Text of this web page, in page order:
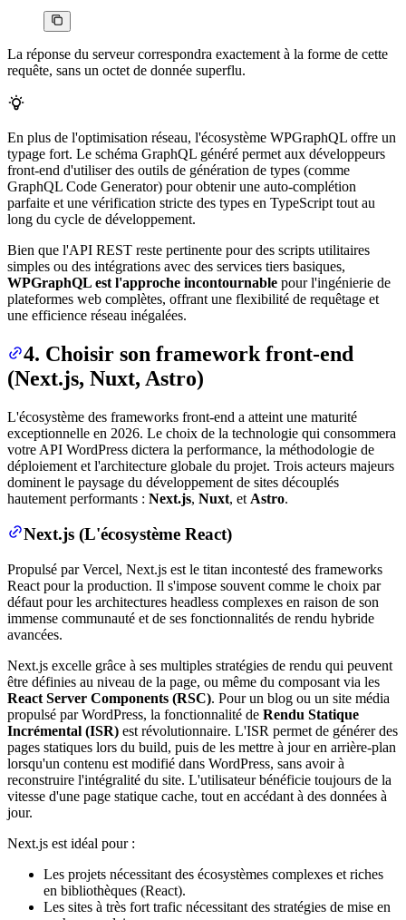
La réponse du serveur correspondra exactement à la forme de cette
requête, sans un octet de donnée superflu.
En plus de l'optimisation réseau, l'écosystème WPGraphQL offre un
typage fort. Le schéma GraphQL généré permet aux développeurs
front-end d'utiliser des outils de génération de types (comme
GraphQL Code Generator) pour obtenir une auto-complétion
parfaite et une vérification stricte des types en TypeScript tout au
long du cycle de développement.
Bien que l'API REST reste pertinente pour des scripts utilitaires
simples ou des intégrations avec des services tiers basiques,
WPGraphQL est l'approche incontournable pour l'ingénierie de
plateformes web complètes, offrant une flexibilité de requêtage et
une efficience réseau inégalées.
4. Choisir son framework front-end
(Next.js, Nuxt, Astro)
L'écosystème des frameworks front-end a atteint une maturité
exceptionnelle en 2026. Le choix de la technologie qui consommera
votre API WordPress dictera la performance, la méthodologie de
déploiement et l'architecture globale du projet. Trois acteurs majeurs
dominent le paysage du développement de sites découplés
hautement performants : Next.js, Nuxt, et Astro.
Next.js (L'écosystème React)
Propulsé par Vercel, Next.js est le titan incontesté des frameworks
React pour la production. Il s'impose souvent comme le choix par
défaut pour les architectures headless complexes en raison de son
immense communauté et de ses fonctionnalités de rendu hybride
avancées.
Next.js excelle grâce à ses multiples stratégies de rendu qui peuvent
être définies au niveau de la page, ou même du composant via les
React Server Components (RSC). Pour un blog ou un site média
propulsé par WordPress, la fonctionnalité de Rendu Statique
Incrémental (ISR) est révolutionnaire. L'ISR permet de générer des
pages statiques lors du build, puis de les mettre à jour en arrière-plan
lorsqu'un contenu est modifié dans WordPress, sans avoir à
reconstruire l'intégralité du site. L'utilisateur bénéficie toujours de la
vitesse d'une page statique cache, tout en accédant à des données à
jour.
Next.js est idéal pour :
Les projets nécessitant des écosystèmes complexes et riches
en bibliothèques (React).
Les sites à très fort trafic nécessitant des stratégies de mise en